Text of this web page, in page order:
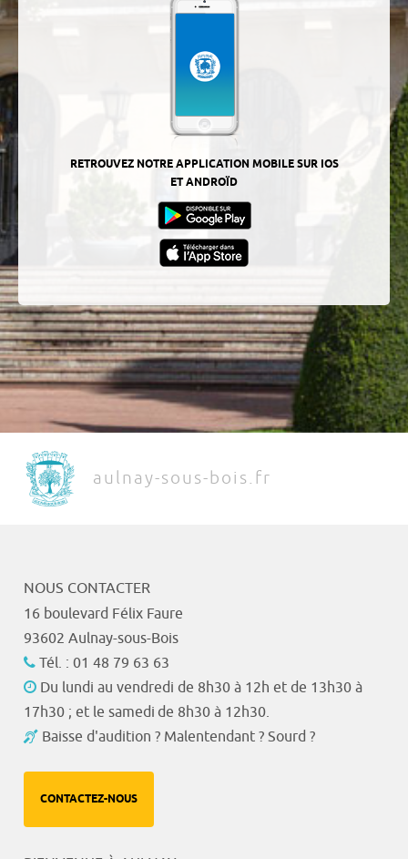
RETROUVEZ NOTRE APPLICATION MOBILE SUR IOS
ET ANDROÏD
aulnay-sous-bois.fr
NOUS CONTACTER
16 boulevard Félix Faure
93602 Aulnay-sous-Bois
Tél. : 01 48 79 63 63
Du lundi au vendredi de 8h30 à 12h et de 13h30 à
17h30 ; et le samedi de 8h30 à 12h30.
Baisse d'audition ? Malentendant ? Sourd ?
CONTACTEZ-NOUS